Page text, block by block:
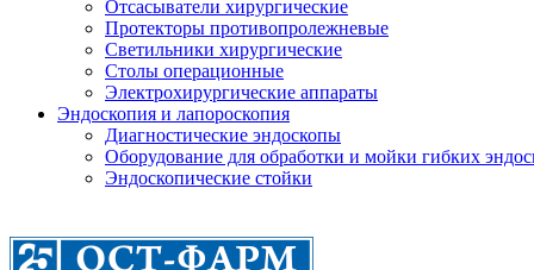
Отсасыватели хирургические
Протекторы противопролежневые
Светильники хирургические
Столы операционные
Электрохирургические аппараты
Эндоскопия и лапороскопия
Диагностические эндоскопы
Оборудование для обработки и мойки гибких
Эндоскопические стойки